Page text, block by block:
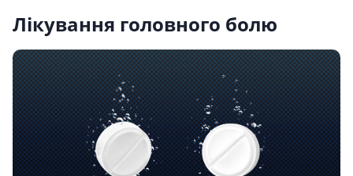
Лікування головного болю